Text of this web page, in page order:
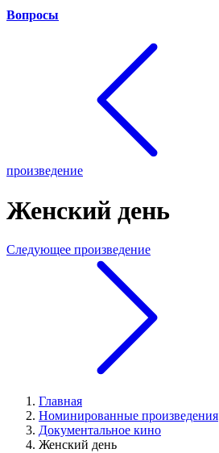
Вопросы
произведение
Женский день
Следующее произведение
Главная
Номинированные произведения
Документальное кино
Женский день